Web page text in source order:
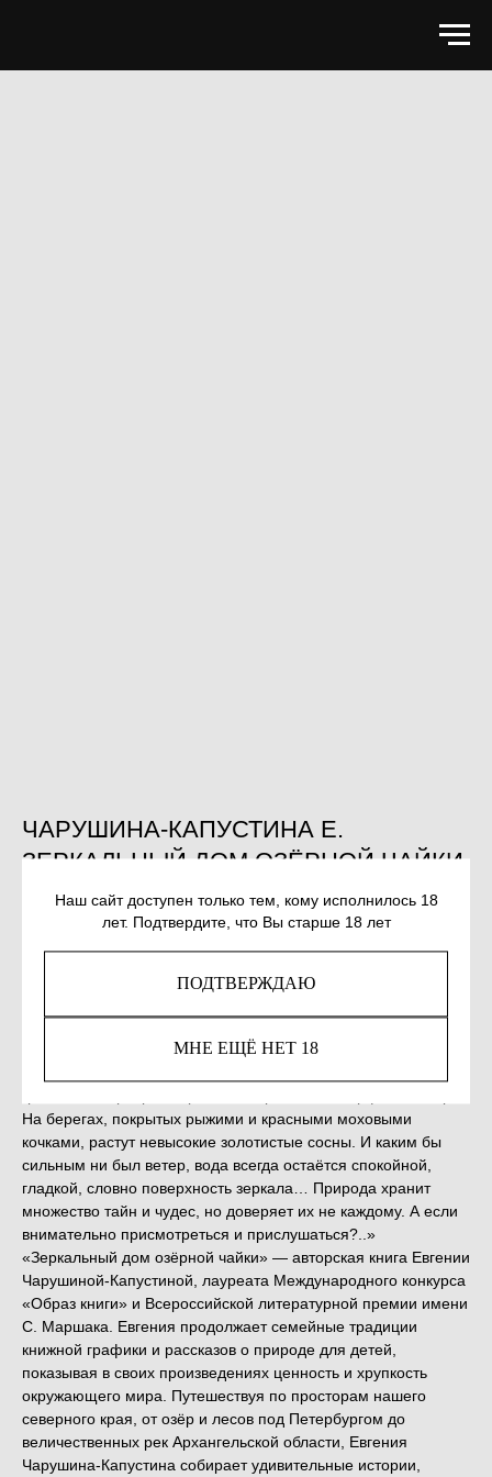
Наш сайт доступен только тем, кому исполнилось 18
лет. Подтвердите, что Вы старше 18 лет
ПОДТВЕРЖДАЮ
МНЕ ЕЩЁ НЕТ 18
ЧАРУШИНА-КАПУСТИНА Е.
ЗЕРКАЛЬНЫЙ ДОМ ОЗЁРНОЙ ЧАЙКИ
SKU: 978-5-905682-80-3
На берегах, покрытых рыжими и красными моховыми
кочками, растут невысокие золотистые сосны. И каким бы
сильным ни был ветер, вода всегда остаётся спокойной,
гладкой, словно поверхность зеркала… Природа хранит
множество тайн и чудес, но доверяет их не каждому. А если
внимательно присмотреться и прислушаться?..»
«Зеркальный дом озёрной чайки» — авторская книга Евгении
Чарушиной-Капустиной, лауреата Международного конкурса
«Образ книги» и Всероссийской литературной премии имени
С. Маршака. Евгения продолжает семейные традиции
книжной графики и рассказов о природе для детей,
показывая в своих произведениях ценность и хрупкость
окружающего мира. Путешествуя по просторам нашего
северного края, от озёр и лесов под Петербургом до
величественных рек Архангельской области, Евгения
Чарушина-Капустина собирает удивительные истории,